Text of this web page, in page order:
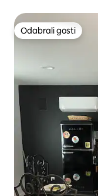
Odabrali gosti
Odabrali gosti